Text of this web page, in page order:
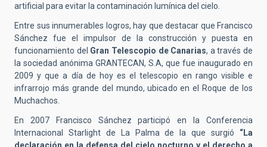
artificial para evitar la contaminación lumínica del cielo.
Entre sus innumerables logros, hay que destacar que Francisco
Sánchez fue el impulsor de la construcción y puesta en
funcionamiento del Gran Telescopio de Canarias, a través de
la sociedad anónima GRANTECAN, S.A, que fue inaugurado en
2009 y que a día de hoy es el telescopio en rango visible e
infrarrojo más grande del mundo, ubicado en el Roque de los
Muchachos.
En 2007 Francisco Sánchez participó en la Conferencia
Internacional Starlight de La Palma de la que surgió “La